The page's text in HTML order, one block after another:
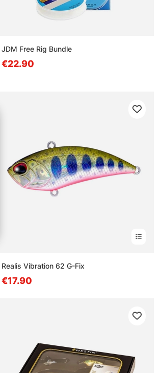
JDM Free Rig Bundle
€22.90
Realis Vibration 62 G-Fix
€17.90